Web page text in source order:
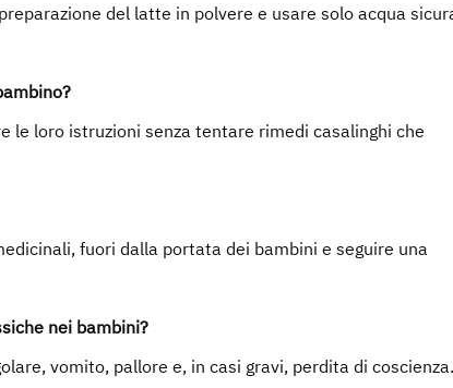
del latte in polvere e usare solo acqua
le loro istruzioni senza tentare rimedi casalinghi che
fuori dalla portata dei bambini e seguire una
nei bambini?
vomito, pallore e, in casi gravi, perdita di coscienza.